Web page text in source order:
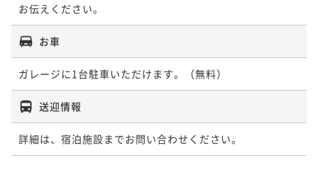
お伝えください。
お車
ガレージに1台駐車いただけます。（無料）
送迎情報
詳細は、宿泊施設までお問い合わせください。